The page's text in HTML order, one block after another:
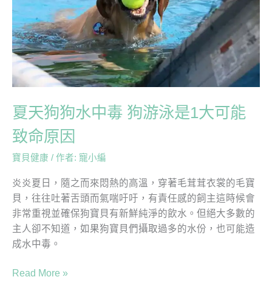
夏天狗狗水中毒 狗游泳是1大可能
致命原因
寶貝健康 / 作者: 寵小編
炎炎夏日，隨之而來悶熱的高溫，穿著毛茸茸衣裳的毛寶
貝，往往吐著舌頭而氣喘吁吁，有責任感的飼主這時候會
非常重視並確保狗寶貝有新鮮純淨的飲水。但絕大多數的
主人卻不知道，如果狗寶貝們攝取過多的水份，也可能造
成水中毒。
毒
狗
游
泳
是
大
能
致
原
因
Read More »